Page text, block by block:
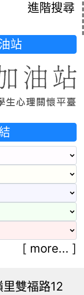
進階搜尋
站
[ more... ]
雙福路12